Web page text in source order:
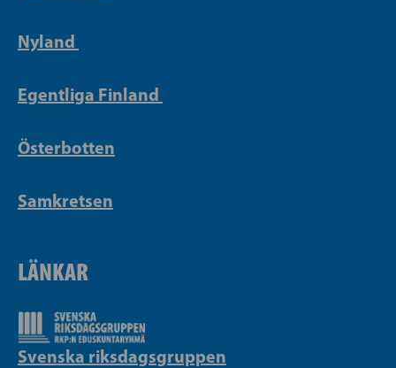
Nyland
Egentliga Finland
Österbotten
Samkretsen
LÄNKAR
Svenska riksdagsgruppen